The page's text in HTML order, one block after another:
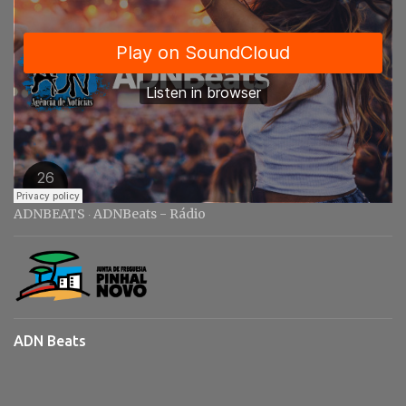
ADNBEATS · ADNBeats - Rádio
ADN Beats